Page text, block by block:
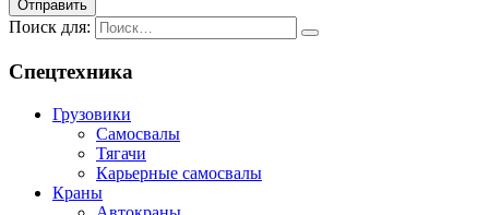
Отправить
Поиск для:
Спецтехника
Грузовики
Самосвалы
Тягачи
Карьерные самосвалы
Краны